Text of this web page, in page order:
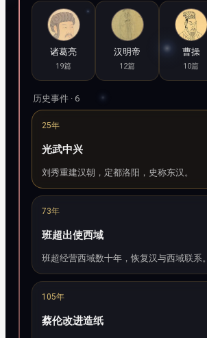
诸葛亮
19篇
汉明帝
12篇
曹操
10篇
历史事件 · 6
25年
光武中兴
刘秀重建汉朝，定都洛阳，史称东汉。
73年
班超出使西域
班超经营西域数十年，恢复汉与西域联系。
105年
蔡伦改进造纸